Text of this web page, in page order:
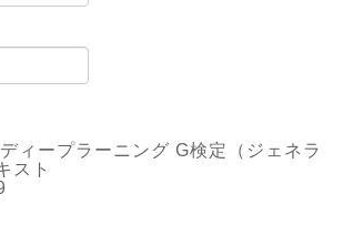
ィープラーニング G検定（ジェネラ
スト